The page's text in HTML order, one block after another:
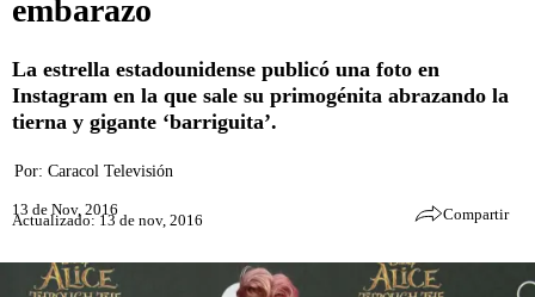
embarazo
La estrella estadounidense publicó una foto en
Instagram en la que sale su primogénita abrazando la
tierna y gigante ‘barriguita’.
Por: Caracol Televisión
13 de Nov, 2016
Actualizado: 13 de nov, 2016 Compartir